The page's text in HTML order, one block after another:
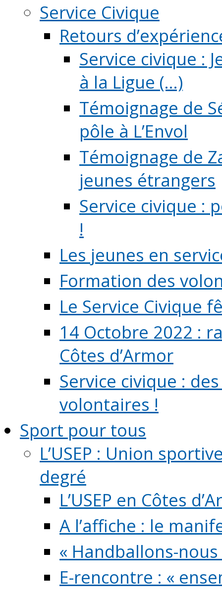
Service Civique
Retours
Service civique :
à la Ligue (...)
Témoignage de
pôle à L’Envol
Témoignage de
jeunes étrangers
Service civique :
!
Les jeunes en
Formation des
Le Service Civique
14 Octobre 2022 :
Côtes d’Armor
Service civique :
volontaires !
Sport pour tous
L’USEP : Union
degré
L’USEP en Côtes
A l’affiche : le
« Handballons-
E-rencontre : «